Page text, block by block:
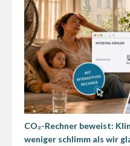
CO₂-Rechner beweist:
weniger schlimm als wir